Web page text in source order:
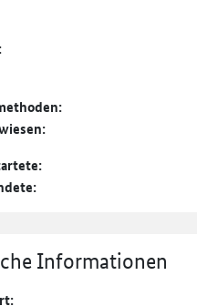
Informationen